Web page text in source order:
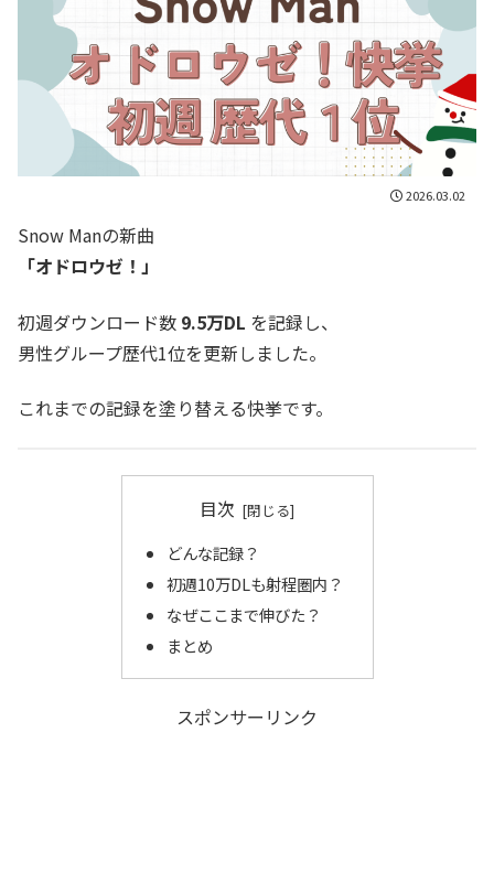
2026.03.02
Snow Manの新曲
「オドロウゼ！」
初週ダウンロード数 9.5万DL を記録し、
男性グループ歴代1位を更新しました。
これまでの記録を塗り替える快挙です。
目次
どんな記録？
初週10万DLも射程圏内？
なぜここまで伸びた？
まとめ
スポンサーリンク